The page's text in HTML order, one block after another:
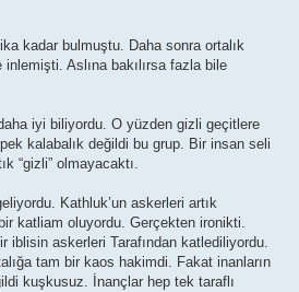
kadar bulmuştu. Daha sonra ortalık
Aslına bakılırsa fazla bile
iyi biliyordu. O yüzden gizli geçitlere
kalabalık değildi bu grup. Bir insan seli
“gizli” olmayacaktı.
Kathluk’un askerleri artık
katliam oluyordu. Gerçekten ironikti.
iblisin askerleri Tarafından katlediliyordu.
tam bir kaos hakimdi. Fakat inanların
kuşkusuz. İnançlar hep tek taraflı